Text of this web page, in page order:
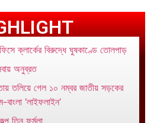
ক্লার্কের বিরুদ্ধে ঘুষকাণ্ডে তোলপাড়
অনুব্রত
তলিয়ে গেল ১০ নম্বর জাতীয় সড়কের
‘লাইফলাইন’